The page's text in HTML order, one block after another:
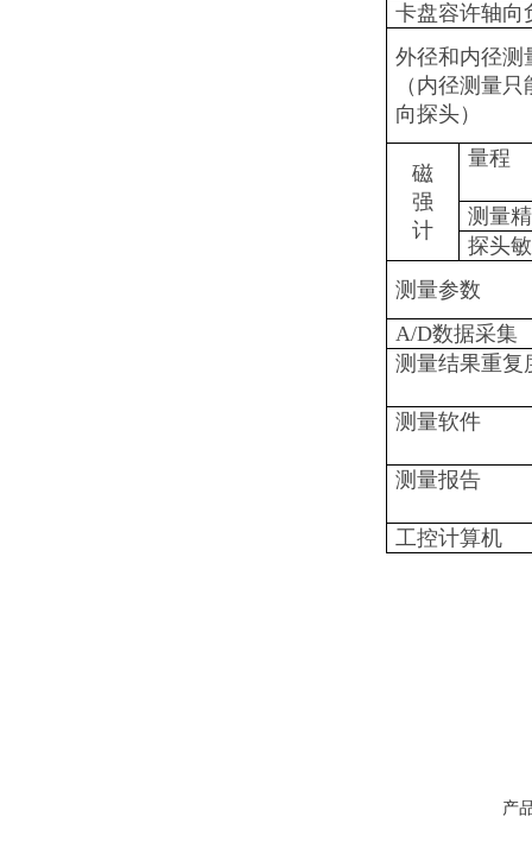
卡盘容许轴向
外径和内径测
（内径测量
向探头）
磁
强
计
量程
测量
探头
测量参数
A/D数据采集
测量结果重复
测量软件
测量报告
工控计算机
产